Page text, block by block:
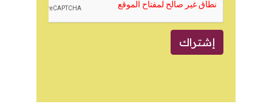
إشتراك